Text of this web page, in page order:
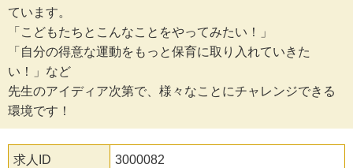
ています。
「こどもたちとこんなことをやってみたい！」
「自分の得意な運動をもっと保育に取り入れていきた
い！」など
先生のアイディア次第で、様々なことにチャレンジできる
環境です！
求人ID 3000082